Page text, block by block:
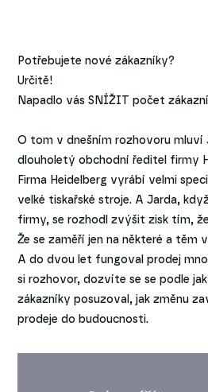
Potřebujete nové zákazníky?
Určitě!
Napadlo vás SNÍŽIT počet
O tom v dnešním rozhovoru mluví
dlouholetý obchodní ředitel firmy
Firma Heidelberg vyrábí velmi
velké tiskařské stroje. A Jarda,
firmy, se rozhodl zvýšit zisk tím,
Že se zaměří jen na některé a těm
A do dvou let fungoval prodej
si rozhovor, dozvíte se se podle
zákazníky posuzoval, jak změnu
prodeje do budoucnosti.